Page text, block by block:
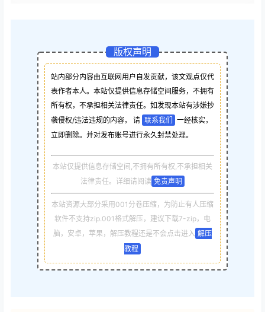
版权声明
站内部分内容由互联网用户自发贡献，该文观点仅代
表作者本人。本站仅提供信息存储空间服务，不拥有
所有权，不承担相关法律责任。如发现本站有涉嫌抄
袭侵权/违法违规的内容， 请 联系我们
一经核实，
立即删除。并对发布账号进行永久封禁处理。
本站仅提供信息存储空间,不拥有所有权,不承担相关
法律责任。详细请阅读 免责声明
本站资源大部分采用001分卷压缩，为防止有人压缩
软件不支持zip.001格式解压，建议下载7-zip，电
脑，安卓，苹果，解压教程还是不会点击进入 解压
教程